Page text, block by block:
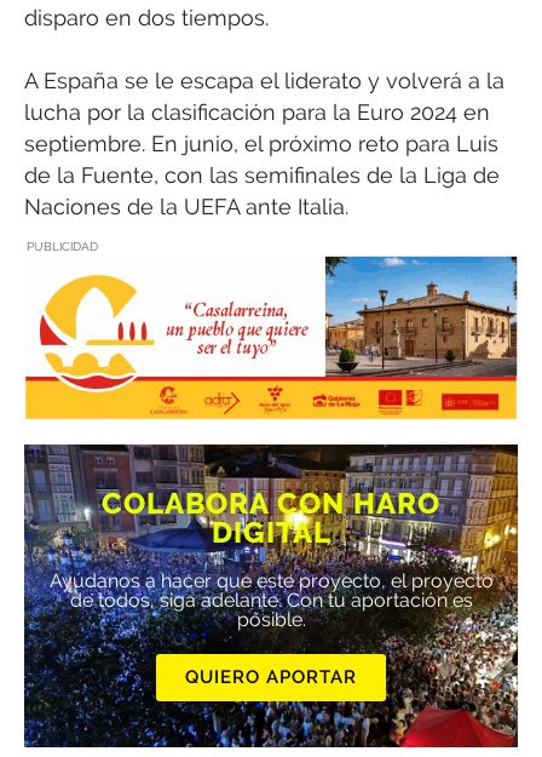
disparo en dos tiempos.
A España se le escapa el liderato y volverá a la
lucha por la clasificación para la Euro 2024 en
septiembre. En junio, el próximo reto para Luis
de la Fuente, con las semifinales de la Liga de
Naciones de la UEFA ante Italia.
PUBLICIDAD
COLABORA CON HARO
DIGITAL
Ayúdanos a hacer que este proyecto, el proyecto
de todos, siga adelante. Con tu aportación es
posible.
QUIERO APORTAR